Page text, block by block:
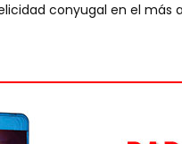
conyugal en el más